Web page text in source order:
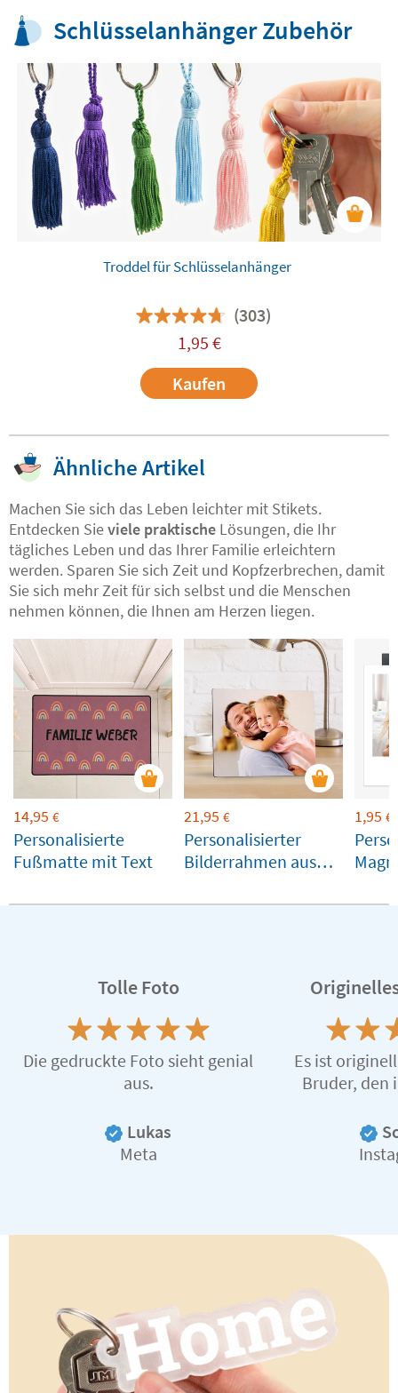
Schlüsselanhänger Zubehör
Troddel für Schlüsselanhänger
(303)
1,95 €
Kaufen
Ähnliche Artikel
Machen Sie sich das Leben leichter mit Stikets.
Entdecken Sieviele praktische Lösungen, die Ihr
tägliches Leben und das Ihrer Familie erleichtern
werden. Sparen Sie sich Zeit und Kopfzerbrechen, damit
Sie sich mehr Zeit für sich selbst und die Menschen
nehmen können, die Ihnen am Herzen liegen.
14,95 €
Personalisierte
Fußmatte mit Text
21,95 €
Personalisierter
Bilderrahmen aus
1,95 €
Tolle Foto
Die gedruckte Foto sieht genial
aus.
Lukas
Meta
Es ist
Bruder, den